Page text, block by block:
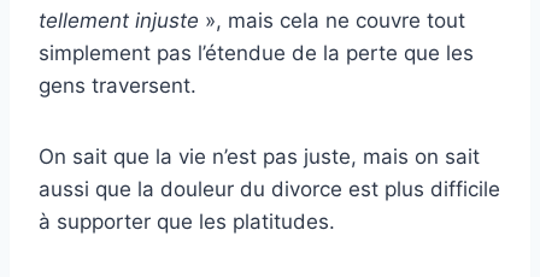
tellement injuste », mais cela ne couvre tout
simplement pas l’étendue de la perte que les
gens traversent.
On sait que la vie n’est pas juste, mais on sait
aussi que la douleur du divorce est plus difficile
à supporter que les platitudes.